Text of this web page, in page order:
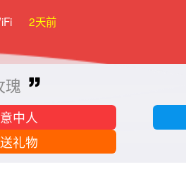
2天前
瑰
意中人
送礼物